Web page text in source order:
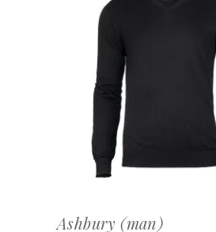
OFFERTEAANVRAAG
Ashbury (man)